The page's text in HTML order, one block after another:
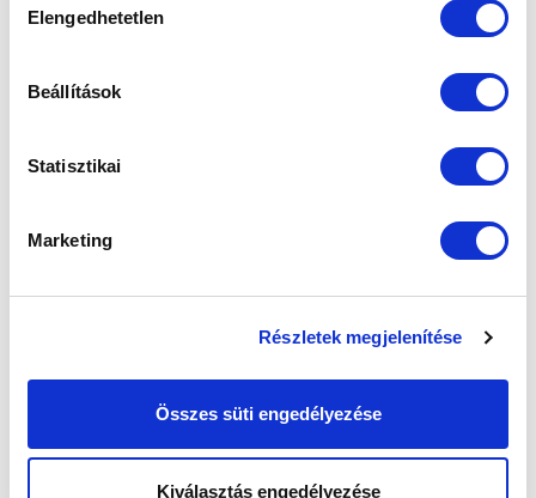
kiválasztása
Elengedhetetlen
Beállítások
Statisztikai
Marketing
Részletek megjelenítése
Összes süti engedélyezése
Kiválasztás engedélyezése
PUSKÁS AKADÉMIA FC
MTK BUDAPEST HÍRLEVÉL
Ne maradjon le egy eseményről sem! Iratkozzon fel ingyenes
Elfogadom azAdatvédelmi tájékoztatót